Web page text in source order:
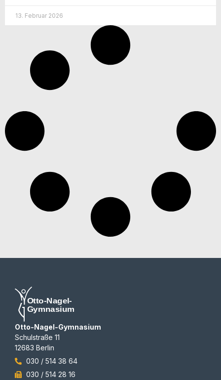
13. Februar 2026
Otto-Nagel-Gymnasium
Schulstraße 11
12683 Berlin
030 / 514 38 64
030 / 514 28 16